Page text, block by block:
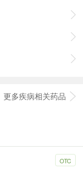
更多疾病相关药品
OTC